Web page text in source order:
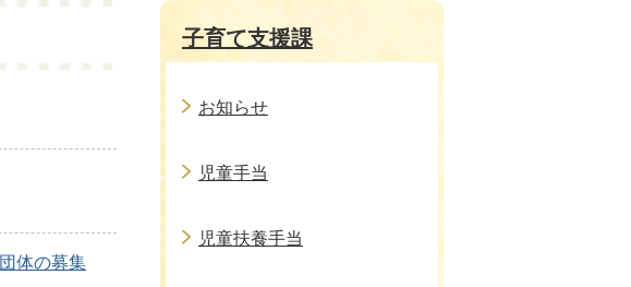
体の募集
子育て支援課
お知らせ
児童手当
児童扶養手当